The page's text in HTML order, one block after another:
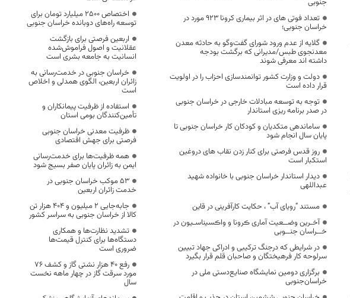
جنوبی
تعداد فوتی های در اثر بیماری کرونا 923 مورد در
خراسان جنوبی؛
گلایه از عدم ورود شورای گفت‌وگو به حادثه معدن
معدنجوی طبس/مدیرانی که برگشت بودجه
داشته اند معرفی شوند
دولت و وزارت کشور توانمندسازی احزاب را در اولویت
قرار داده است
توجه به توسعه مبادلات خارجی در خراسان جنوبی
در صدر برنامه ریزی استاندار
ساماندهی متکدیان و کودکان کار خراسان جنوبی تا
پایان سال انجام شود
روز قدس فرصتی برای کنار زدن نقاب های دروغین
استکبار است
دیدار استاندار خراسان جنوبی با خانواده شهید
عبداللهی
مستند “رویای آب” ، حکایت کارآفرینی در قاین
آخـرین وضــعیت آماری ڪرونا و واڪسیناسـیون در
خــراسان جنــوبی
در شرایطی که در‌جنگ ترکیبی و ادراکی جهاد تبیین
سرلوحه کار فرهیختگان و صاحبان قلم قرار بگیرد
برگزاری دومین نمایشگاه صنایع‌دستی ملی در
خراسان‌جنوبی
اختصاص 2500 میلیارد تومان برای
توسعه راه‌های دوبانده خراسان جنوبی
اربعین فرصتی برای بازگشت
عقلانیت و اصول فراموش‌شده
انسانیت به جامعه بشری است
خراسان جنوبی در خدمت‌رسانی به
زائران اربعین، الگوی همدلی و اخلاص
است
استفاده از ظرفیت پیمانکاران و
تأمین‌کنندگان بومی استان
ظرفیت معدنی خراسان جنوبی
فرصتی برای جهش اقتصادی
همه ظرفیت‌ها برای خدمت‌رسانی
ایمن به زائران پایان صفر بسیج شود
53 موکب خراسان جنوبی در
خدمت زائران اربعین
جابه‌جایی 2 میلیون و 404 هزار تن
کالا از خراسان جنوبی به سراسر کشور
تشدید نظارت‌ها و همکاری
دستگاه‌ها برای کنترل قیمت‌ها
ضروری است
رفع 40 هزار نشتی گاز و کشف 76
مورد سرقت گاز در چهار ماهه نخست
سال